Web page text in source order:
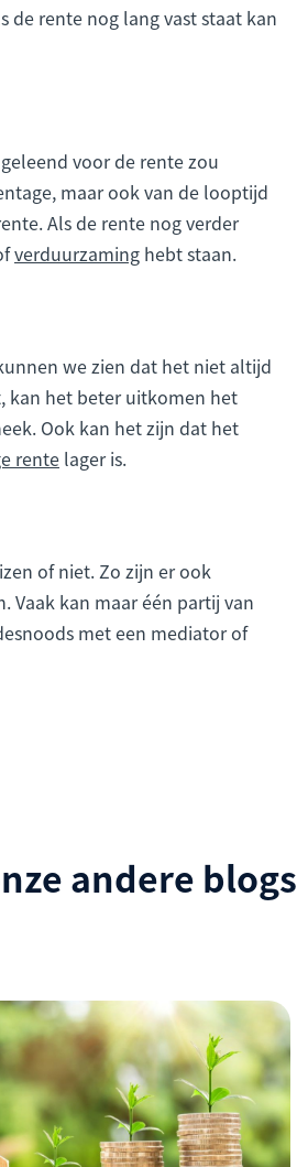
de rente nog lang vast staat kan
voor de rente zou
maar ook van de looptijd
Als de rente nog verder
verduurzaming hebt staan.
we zien dat het niet altijd
kan het beter uitkomen het
Ook kan het zijn dat het
rente lager is.
of niet. Zo zijn er ook
Vaak kan maar één partij van
met een mediator of
andere blogs